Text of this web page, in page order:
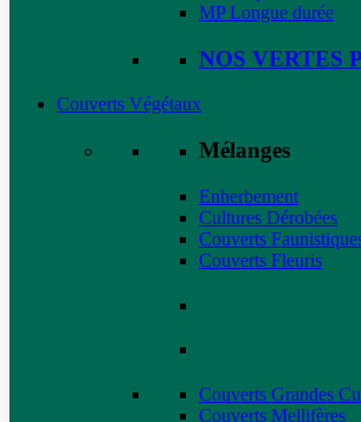
MP Longue durée
NOS VERTES
Couverts Végétaux
Mélanges
Enherbement
Cultures Dérobées
Couverts
Couverts Fleuris
Couverts Grandes
Couverts Mellifères